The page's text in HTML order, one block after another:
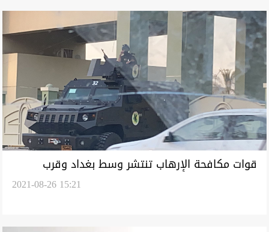
قوات مكافحة الإرهاب تنتشر وسط بغداد وقرب
2021-08-26 15:21